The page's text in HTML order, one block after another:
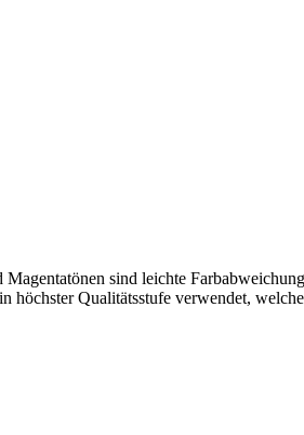
sind leichte
Qualitätsstufe verwendet,